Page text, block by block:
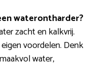
waterontharder?
zacht en kalkvrij.
voordelen. Denk
water,